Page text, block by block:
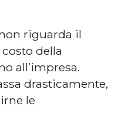
riguarda il
della
all’impresa.
drasticamente,
le